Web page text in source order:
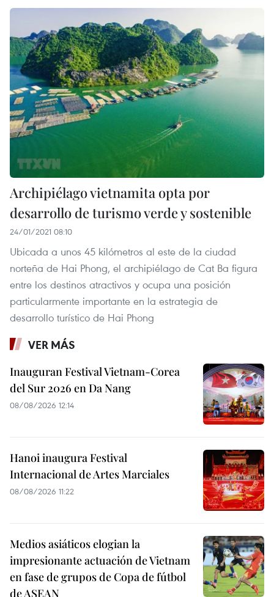
Archipiélago vietnamita opta por
desarrollo de turismo verde y sostenible
24/01/2021 08:10
Ubicada a unos 45 kilómetros al este de la ciudad
norteña de Hai Phong, el archipiélago de Cat Ba figura
entre los destinos atractivos y ocupa una posición
particularmente importante en la estrategia de
desarrollo turístico de Hai Phong
VER MÁS
Inauguran Festival Vietnam-Corea
del Sur 2026 en Da Nang
08/08/2026 12:14
Hanoi inaugura Festival
Internacional de Artes Marciales
08/08/2026 11:22
Medios asiáticos elogian la
impresionante actuación de Vietnam
en fase de grupos de Copa de fútbol
de ASEAN